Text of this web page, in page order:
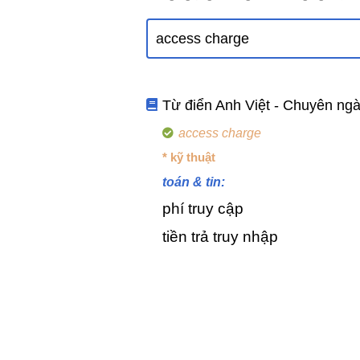
Từ điển Anh Việt - Chuyên
access charge
* kỹ thuật
toán & tin:
phí truy cập
tiền trả truy nhập